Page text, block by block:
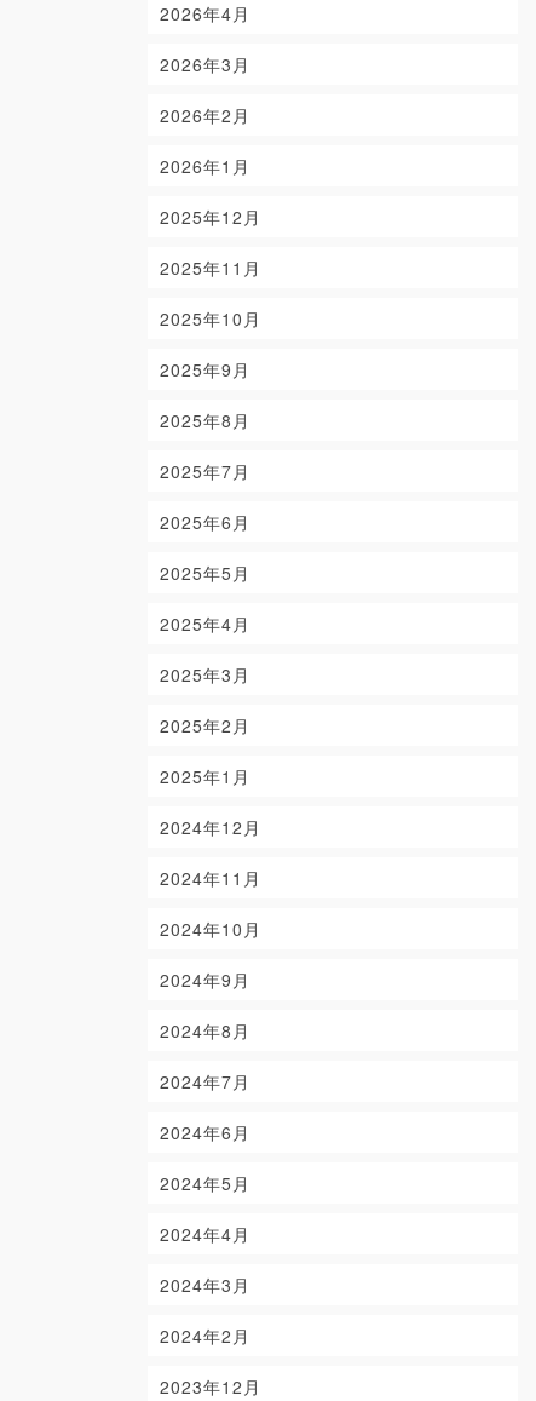
2026年4月
2026年3月
2026年2月
2026年1月
2025年12月
2025年11月
2025年10月
2025年9月
2025年8月
2025年7月
2025年6月
2025年5月
2025年4月
2025年3月
2025年2月
2025年1月
2024年12月
2024年11月
2024年10月
2024年9月
2024年8月
2024年7月
2024年6月
2024年5月
2024年4月
2024年3月
2024年2月
2023年12月